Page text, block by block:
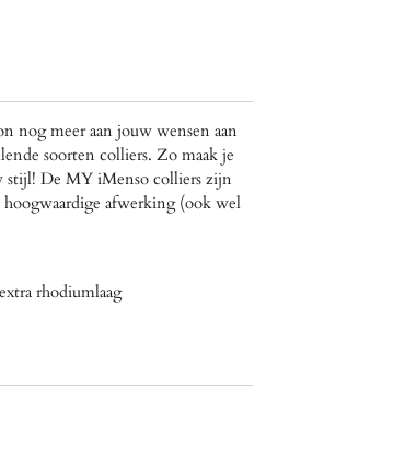
nog meer aan jouw wensen aan
soorten colliers. Zo maak je
De MY iMenso colliers zijn
afwerking (ook wel
rhodiumlaag